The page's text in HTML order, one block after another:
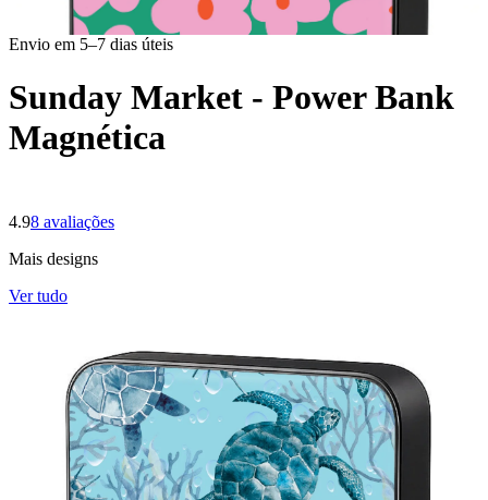
Envio em 5–7 dias úteis
Sunday Market - Power Bank
Magnética
4.98 avaliações
Mais designs
Ver tudo